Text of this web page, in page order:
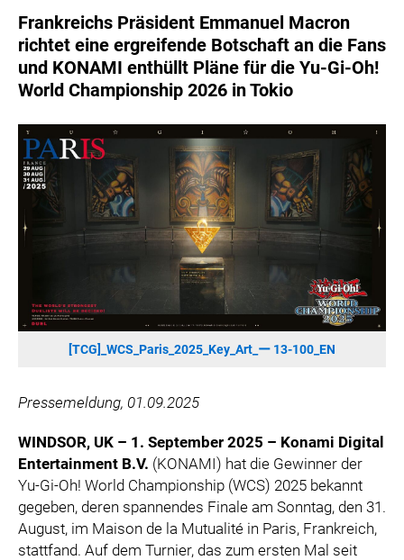
ZURU
MERGE GAMES
PQUBE
WILD RIVER GAMES
SUPERCELL
KONAMI
CHERRY
KOSPET
ONKYO
WARNER BROS. DISCOVERY GLOBAL CONSUMER PRODUCTS
RABEA ROGGE
SWITCHBOT
SUPERUM
MEDIA
PRESSEBILDER
Frankreichs Präsident Emmanuel Macron
richtet eine ergreifende Botschaft an die Fans
und KONAMI enthüllt Pläne für die Yu-Gi-Oh!
World Championship 2026 in Tokio
[TCG]_WCS_Paris_2025_Key_Art_ー 13-100_EN
Pressemeldung, 01.09.2025
WINDSOR, UK – 1. September 2025 – Konami Digital
Entertainment B.V. (KONAMI) hat die Gewinner der
Yu-Gi-Oh! World Championship (WCS) 2025 bekannt
gegeben, deren spannendes Finale am Sonntag, den 31.
August, im Maison de la Mutualité in Paris, Frankreich,
stattfand. Auf dem Turnier, das zum ersten Mal seit